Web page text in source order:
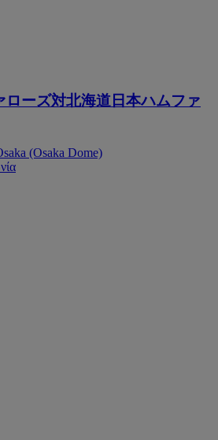
ローズ対北海道日本ハムファ
(Osaka Dome)